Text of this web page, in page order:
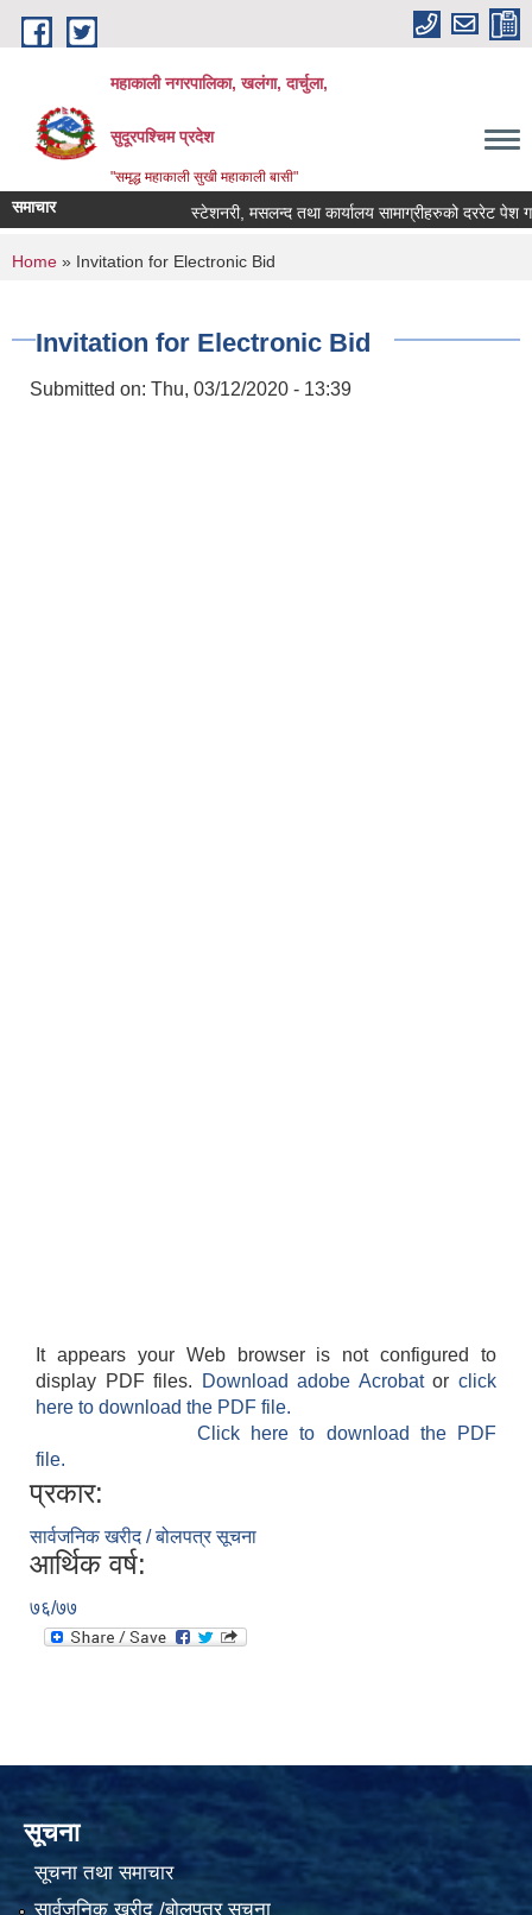
Skip to main content
महाकाली नगरपालिका, खलंगा, दार्चुला,
सुदूरपश्चिम प्रदेश
"समृद्ध महाकाली सुखी महाकाली बासी"
समाचार स्टेशनरी, मसलन्द तथा कार्यालय सामाग्रीहरुको दररेट पेश
You are here
Home » Invitation for Electronic Bid
Invitation for Electronic Bid
Submitted on: Thu, 03/12/2020 - 13:39
It appears your Web browser is not configured to
display PDF files.
Download adobe Acrobatorclick
here to download the PDF file.
Click here to download the PDF
file.
प्रकार:
सार्वजनिक खरीद / बोलपत्र सूचना
आर्थिक वर्ष:
७६/७७
सूचना
सूचना तथा समाचार
सार्वजनिक खरीद /बोलपत्र सूचना